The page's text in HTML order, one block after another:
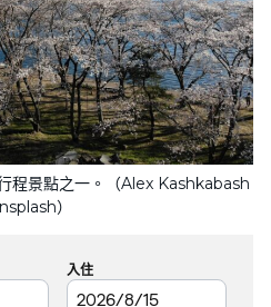
程景點之一。（Alex Kashkabash
）